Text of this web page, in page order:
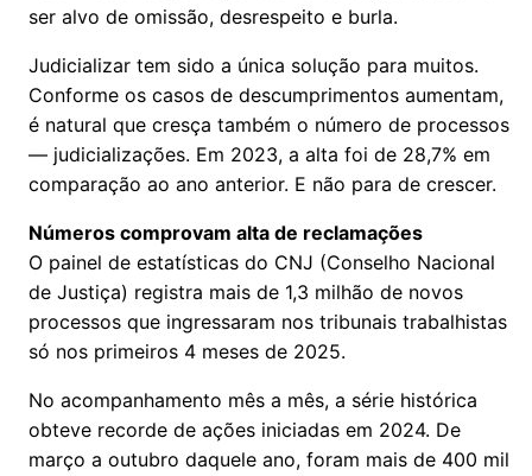
ser alvo de omissão, desrespeito e burla.
Judicializar tem sido a única solução para muitos.
Conforme os casos de descumprimentos aumentam,
é natural que cresça também o número de processos
— judicializações. Em 2023, a alta foi de 28,7% em
comparação ao ano anterior. E não para de crescer.
Números comprovam alta de reclamações
O painel de estatísticas do CNJ (Conselho Nacional
de Justiça) registra mais de 1,3 milhão de novos
processos que ingressaram nos tribunais trabalhistas
só nos primeiros 4 meses de 2025.
No acompanhamento mês a mês, a série histórica
obteve recorde de ações iniciadas em 2024. De
março a outubro daquele ano, foram mais de 400 mil